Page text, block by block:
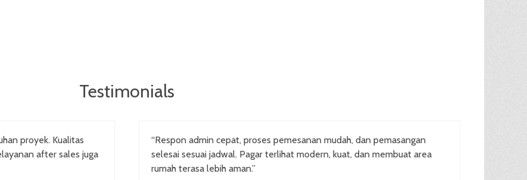
Testimonials
proyek. Kualitas
after sales juga
“Respon admin cepat, proses pemesanan mudah, dan pemasangan
selesai sesuai jadwal. Pagar terlihat modern, kuat, dan membuat area
rumah terasa lebih aman.”